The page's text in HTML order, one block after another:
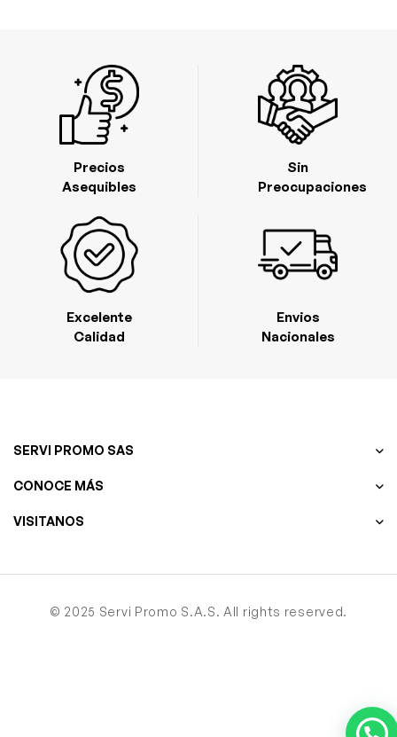
Excelente
Calidad
Precios
Asequibles
Envios
Nacionales
Sin
Preocupaciones
SERVI PROMO SAS
CONOCE MÁS
VISITANOS
© 2025 Servi Promo S.A.S. All rights reserved.